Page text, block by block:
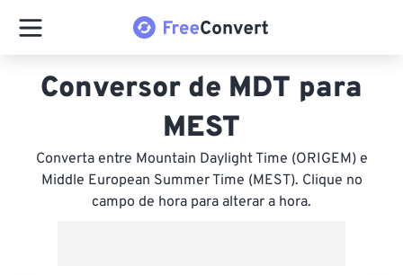
Conversor de MDT para
MEST
Converta entre Mountain Daylight Time (ORIGEM) e
Middle European Summer Time (MEST). Clique no
campo de hora para alterar a hora.